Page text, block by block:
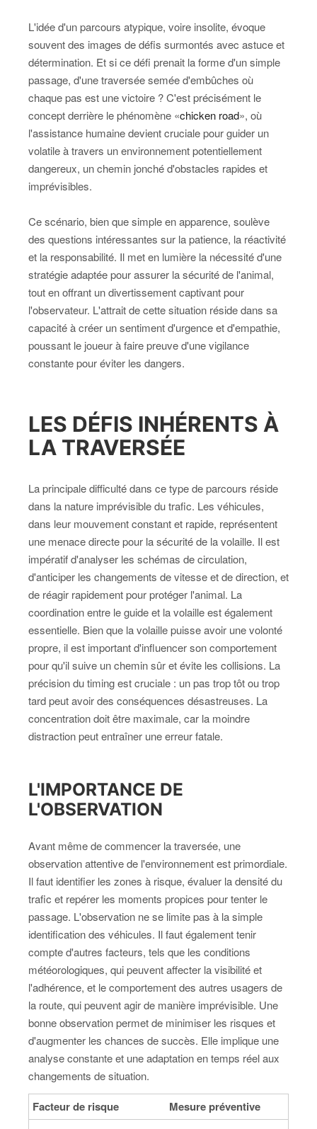
L'idée d'un parcours atypique, voire insolite, évoque
souvent des images de défis surmontés avec astuce et
détermination. Et si ce défi prenait la forme d'un simple
passage, d'une traversée semée d'embûches où
chaque pas est une victoire ? C'est précisément le
concept derrière le phénomène «chicken road», où
l'assistance humaine devient cruciale pour guider un
volatile à travers un environnement potentiellement
dangereux, un chemin jonché d'obstacles rapides et
imprévisibles.
Ce scénario, bien que simple en apparence, soulève
des questions intéressantes sur la patience, la réactivité
et la responsabilité. Il met en lumière la nécessité d'une
stratégie adaptée pour assurer la sécurité de l'animal,
tout en offrant un divertissement captivant pour
l'observateur. L'attrait de cette situation réside dans sa
capacité à créer un sentiment d'urgence et d'empathie,
poussant le joueur à faire preuve d'une vigilance
constante pour éviter les dangers.
LES DÉFIS INHÉRENTS À
LA TRAVERSÉE
La principale difficulté dans ce type de parcours réside
dans la nature imprévisible du trafic. Les véhicules,
dans leur mouvement constant et rapide, représentent
une menace directe pour la sécurité de la volaille. Il est
impératif d'analyser les schémas de circulation,
d'anticiper les changements de vitesse et de direction, et
de réagir rapidement pour protéger l'animal. La
coordination entre le guide et la volaille est également
essentielle. Bien que la volaille puisse avoir une volonté
propre, il est important d'influencer son comportement
pour qu'il suive un chemin sûr et évite les collisions. La
précision du timing est cruciale : un pas trop tôt ou trop
tard peut avoir des conséquences désastreuses. La
concentration doit être maximale, car la moindre
distraction peut entraîner une erreur fatale.
L'IMPORTANCE DE
L'OBSERVATION
Avant même de commencer la traversée, une
observation attentive de l'environnement est primordiale.
Il faut identifier les zones à risque, évaluer la densité du
trafic et repérer les moments propices pour tenter le
passage. L'observation ne se limite pas à la simple
identification des véhicules. Il faut également tenir
compte d'autres facteurs, tels que les conditions
météorologiques, qui peuvent affecter la visibilité et
l'adhérence, et le comportement des autres usagers de
la route, qui peuvent agir de manière imprévisible. Une
bonne observation permet de minimiser les risques et
d'augmenter les chances de succès. Elle implique une
analyse constante et une adaptation en temps réel aux
changements de situation.
Facteur de risque Mesure préventive